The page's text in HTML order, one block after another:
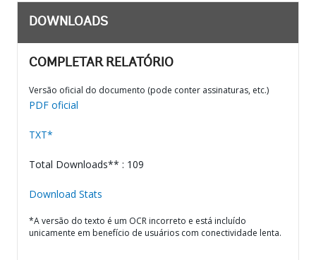
DOWNLOADS
COMPLETAR RELATÓRIO
Versão oficial do documento (pode conter assinaturas, etc.)
PDF oficial
TXT*
Total Downloads** : 109
Download Stats
*A versão do texto é um OCR incorreto e está incluído
unicamente em benefício de usuários com conectividade lenta.